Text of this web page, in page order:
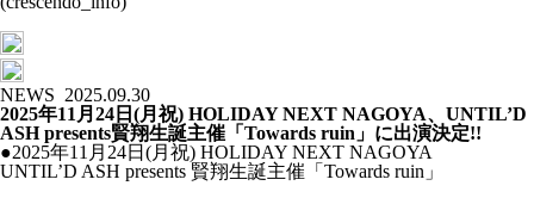
NEWS 2025.09.30
2025年11月24日(月祝) HOLIDAY NEXT NAGOYA、UNTIL’D
ASH presents賢翔生誕主催「Towards ruin」に出演決定!!
●2025年11月24日(月祝) HOLIDAY NEXT NAGOYA
UNTIL’D ASH presents 賢翔生誕主催「Towards ruin」